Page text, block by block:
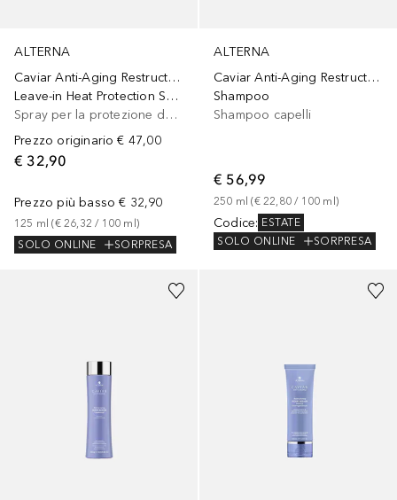
ALTERNA
Caviar Anti-Aging Restructuring Bond Repair
Leave-in Heat Protection Spray
Spray per la protezione del calore
Prezzo originario € 47,00
€ 32,90
Prezzo più basso € 32,90
125 ml (€ 26,32 / 100 ml )
SOLO ONLINE
SORPRESA
ALTERNA
Caviar Anti-Aging Restructuring Bond Repair
Shampoo
Shampoo capelli
€ 56,99
250 ml (€ 22,80 / 100 ml)
Codice: ESTATE
SOLO ONLINE
SORPRESA